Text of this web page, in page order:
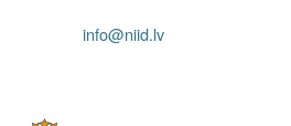
info@niid.lv